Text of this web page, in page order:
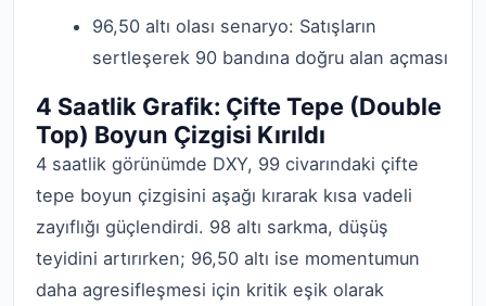
96,50 altı olası senaryo: Satışların
sertleşerek 90 bandına doğru alan açması
4 Saatlik Grafik: Çifte Tepe (Double
Top) Boyun Çizgisi Kırıldı
4 saatlik görünümde DXY, 99 civarındaki çifte
tepe boyun çizgisini aşağı kırarak kısa vadeli
zayıflığı güçlendirdi. 98 altı sarkma, düşüş
teyidini artırırken; 96,50 altı ise momentumun
daha agresifleşmesi için kritik eşik olarak